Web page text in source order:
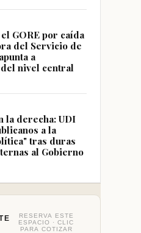
GORE por caída
del Servicio de
a
nivel central
la derecha: UDI
a la
tras duras
al Gobierno
RESERVA ESTE
ESPACIO · CLIC
PARA COTIZAR